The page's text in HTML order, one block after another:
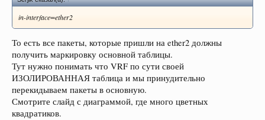
in-interface=ether2
То есть все пакеты, которые пришли на ether2 должны
получить маркировку основной таблицы.
Тут нужно понимать что VRF по сути своей
ИЗОЛИРОВАННАЯ таблица и мы принудительно
перекидываем пакеты в основную.
Смотрите слайд с диаграммой, где много цветных
квадратиков.